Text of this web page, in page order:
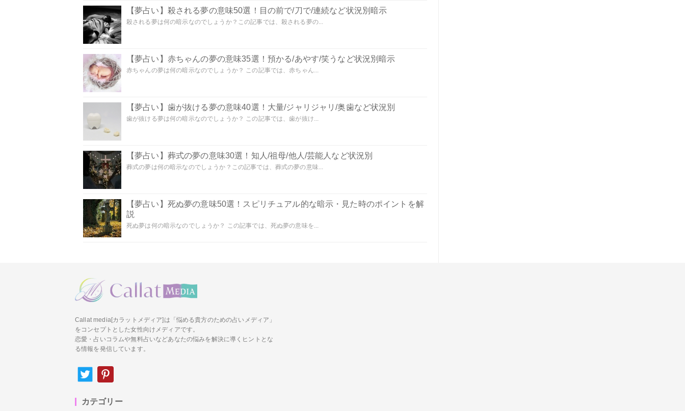
【夢占い】殺される夢の意味50選！目の前で/刀で/連続など状況別暗示
殺される夢は何の暗示なのでしょうか？この記事では、殺される夢の...
【夢占い】赤ちゃんの夢の意味35選！預かる/あやす/笑うなど状況別暗示
赤ちゃんの夢は何の暗示なのでしょうか？ この記事では、赤ちゃん...
【夢占い】歯が抜ける夢の意味40選！大量/ジャリジャリ/奥歯など状況別
歯が抜ける夢は何の暗示なのでしょうか？ この記事では、歯が抜け...
【夢占い】葬式の夢の意味30選！知人/祖母/他人/芸能人など状況別
葬式の夢は何の暗示なのでしょうか？この記事では、葬式の夢の意味...
【夢占い】死ぬ夢の意味50選！スピリチュアル的な暗示・見た時のポイントを解
説
死ぬ夢は何の暗示なのでしょうか？ この記事では、死ぬ夢の意味を...
Callat media[カラットメディア]は「悩める貴方のための占いメディア」
をコンセプトとした女性向けメディアです。
恋愛・占いコラムや無料占いなどあなたの悩みを解決に導くヒントとな
る情報を発信しています。
カテゴリー